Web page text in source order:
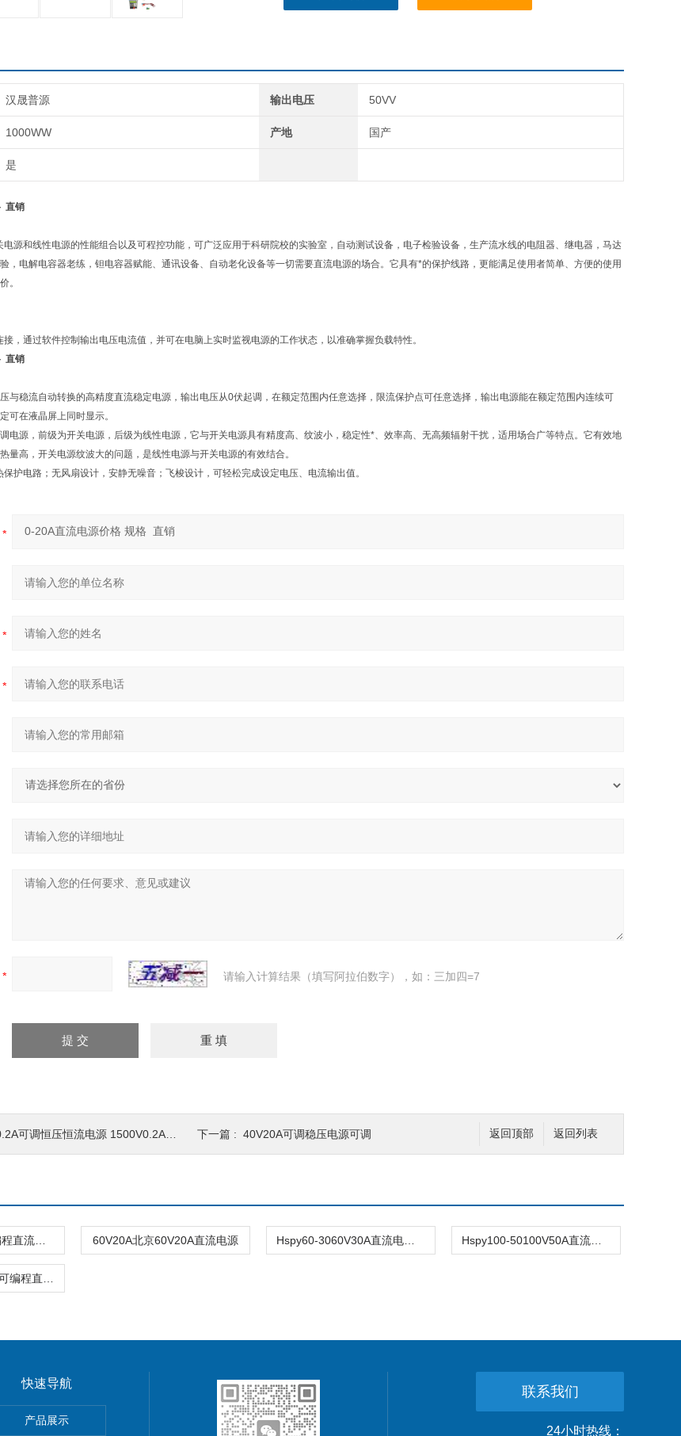
汉晟普源 输出电压 50VV
1000WW 产地 国产
是
直销
源和线性电源的性能组合以及可程控功能，可广泛应用于科研院校的实验室，自动测试设备，电子检验设备，生产流水线的电阻器、继电器，马达
，电解电容器老练，钽电容器赋能、通讯设备、自动老化设备等一切需要直流电源的场合。它具有*的保护线路，更能满足使用者简单、方便的使用
。
，通过软件控制输出电压电流值，并可在电脑上实时监视电源的工作状态，以准确掌握负载特性。
直销
与稳流自动转换的高精度直流稳定电源，输出电压从0伏起调，在额定范围内任意选择，限流保护点可任意选择，输出电源能在额定范围内连续可
可在液晶屏上同时显示。
电源，前级为开关电源，后级为线性电源，它与开关电源具有精度高、纹波小，稳定性*、效率高、无高频辐射干扰，适用场合广等特点。它有效地
量高，开关电源纹波大的问题，是线性电源与开关电源的有效结合。
护电路；无风扇设计，安静无噪音；飞梭设计，可轻松完成设定电压、电流输出值。
请输入计算结果（填写阿拉伯数字），如：三加四=7
返回列表
返回顶部
调恒压恒流电源 1500V0.2A规格 直流稳压电源 下一篇 : 40V20A可调稳压电源可调
60V20A北京60V20A直流电源
快速导航
产品展示
联系我们
24小时热线：